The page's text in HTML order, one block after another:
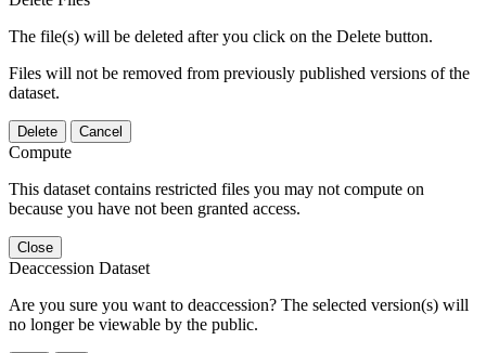
The file(s) will be deleted after you click on the Delete button.
Files will not be removed from previously published versions of the
dataset.
Delete Cancel
Compute
This dataset contains restricted files you may not compute on
because you have not been granted access.
Close
Deaccession Dataset
Are you sure you want to deaccession? The selected version(s) will
no longer be viewable by the public.